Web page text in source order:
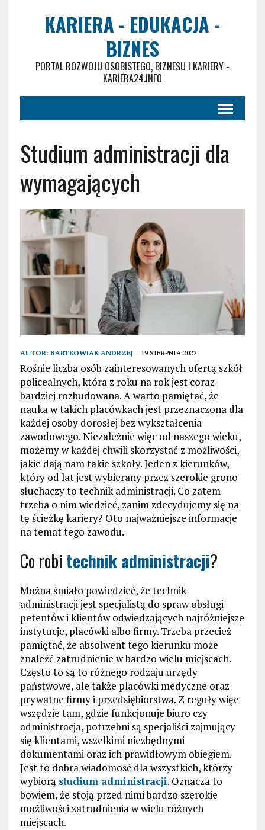
KARIERA - EDUKACJA -
BIZNES
PORTAL ROZWOJU OSOBISTEGO, BIZNESU I KARIERY -
KARIERA24.INFO
Studium administracji dla
wymagających
AUTOR: BARTKOWIAK ANDRZEJ 19 SIERPNIA 2022
Rośnie liczba osób zainteresowanych ofertą szkół
policealnych, która z roku na rok jest coraz
bardziej rozbudowana. A warto pamiętać, że
nauka w takich placówkach jest przeznaczona dla
każdej osoby dorosłej bez wykształcenia
zawodowego. Niezależnie więc od naszego wieku,
możemy w każdej chwili skorzystać z możliwości,
jakie dają nam takie szkoły. Jeden z kierunków,
który od lat jest wybierany przez szerokie grono
słuchaczy to technik administracji. Co zatem
trzeba o nim wiedzieć, zanim zdecydujemy się na
tę ścieżkę kariery? Oto najważniejsze informacje
na temat tego zawodu.
Co robi technik administracji?
Można śmiało powiedzieć, że technik
administracji jest specjalistą do spraw obsługi
petentów i klientów odwiedzających najróżniejsze
instytucje, placówki albo firmy. Trzeba przecież
pamiętać, że absolwent tego kierunku może
znaleźć zatrudnienie w bardzo wielu miejscach.
Często to są to różnego rodzaju urzędy
państwowe, ale także placówki medyczne oraz
prywatne firmy i przedsiębiorstwa. Z reguły więc
wszędzie tam, gdzie funkcjonuje biuro czy
administracja, potrzebni są specjaliści zajmujący
się klientami, wszelkimi niezbędnymi
dokumentami oraz ich prawidłowym obiegiem.
Jest to dobra wiadomość dla wszystkich, którzy
wybiorą studium administracji. Oznacza to
bowiem, że stoją przed nimi bardzo szerokie
możliwości zatrudnienia w wielu różnych
miejscach.